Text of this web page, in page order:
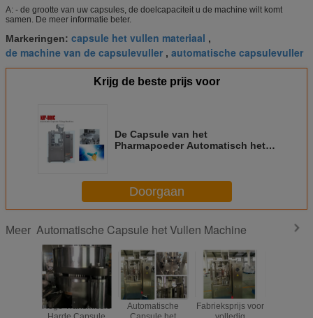
A: - de grootte van uw capsules, de doelcapaciteit u de machine wilt komt
samen. De meer informatie beter.
Markeringen: capsule het vullen materiaal ,
de machine van de capsulevuller , automatische capsulevuller
Krijg de beste prijs voor
De Capsule van het
Pharmapoeder Automatisch het
Doorgaan
Meer Automatische Capsule het Vullen Machine
Hoge Transmissie
Automatische
Fabrieksprijs voor